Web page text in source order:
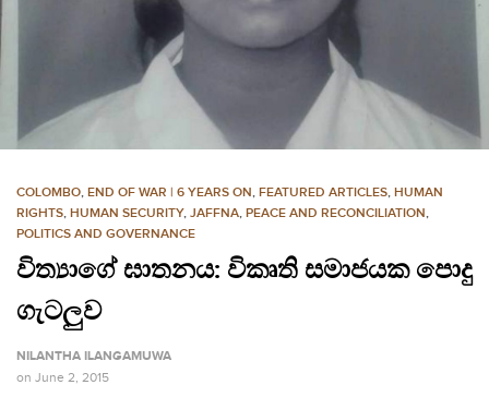
o
e
COLOMBO, END OF WAR | 6 YEARS ON, FEATURED ARTICLES, HUMAN
RIGHTS, HUMAN SECURITY, JAFFNA, PEACE AND RECONCILIATION,
POLITICS AND GOVERNANCE
විත්‍යාගේ ඝාතනය: විකෘති සමාජයක පොදු
ගැටලුව
NILANTHA ILANGAMUWA
on June 2, 2015